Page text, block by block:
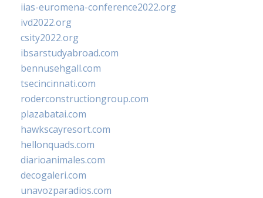
iias-euromena-conference2022.org
ivd2022.org
csity2022.org
ibsarstudyabroad.com
bennusehgall.com
tsecincinnati.com
roderconstructiongroup.com
plazabatai.com
hawkscayresort.com
hellonquads.com
diarioanimales.com
decogaleri.com
unavozparadios.com